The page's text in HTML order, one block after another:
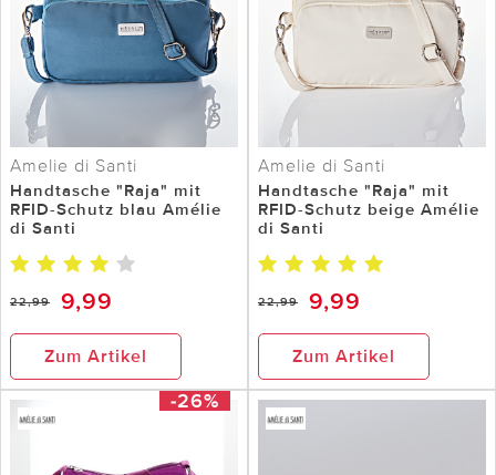
Amelie di Santi
Handtasche "Raja" mit
RFID-Schutz blau Amélie
di Santi
22,99 9,99
Zum Artikel
Amelie di Santi
Handtasche "Raja" mit
RFID-Schutz beige Amélie
di Santi
22,99 9,99
Zum Artikel
-26%